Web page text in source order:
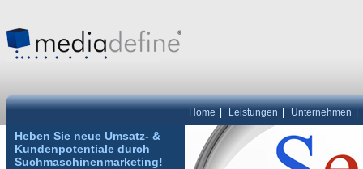
Home Leistungen Unternehmen
Heben Sie neue Umsatz- &
Kundenpotentiale durch
Suchmaschinenmarketing!